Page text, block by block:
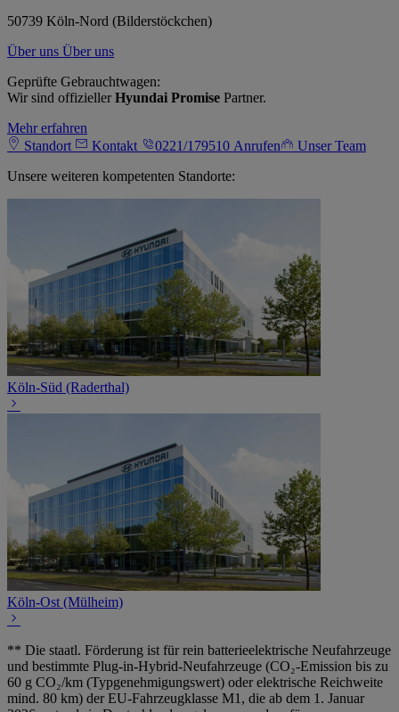
50739 Köln-Nord (Bilderstöckchen)
Über uns Über uns
Geprüfte Gebrauchtwagen:
Wir sind offiziellerHyundai Promise Partner.
Mehr erfahren
Standort
Kontakt 0221/179510 Anrufen
Unser Team
Unsere weiteren kompetenten Standorte:
Köln-Süd (Raderthal)
Köln-Ost (Mülheim)
** Die staatl. Förderung ist für rein batterieelektrische Neufahrzeuge
und bestimmte Plug-in-Hybrid-Neufahrzeuge (CO₂-Emission bis zu
60 g CO₂/km (Typgenehmigungswert) oder elektrische Reichweite
mind. 80 km) der EU-Fahrzeugklasse M1, die ab dem 1. Januar